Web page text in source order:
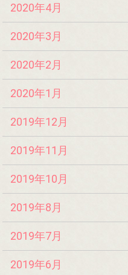
2020年4月
2020年3月
2020年2月
2020年1月
2019年12月
2019年11月
2019年10月
2019年8月
2019年7月
2019年6月